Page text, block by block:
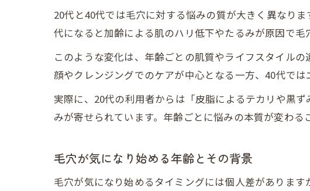
20代と40代では毛穴に対する悩みの質が大きく異なり
代になると加齢による肌のハリ低下やたるみが原因で毛
このような変化は、年齢ごとの肌質やライフスタイル
顔やクレンジングでのケアが中心となる一方、40代では
実際に、20代の利用者からは「皮脂によるテカリや黒
みが寄せられています。年齢ごとに悩みの本質が変わる
毛穴が気になり始める年齢とその背景
毛穴が気になり始めるタイミングには個人差がありま